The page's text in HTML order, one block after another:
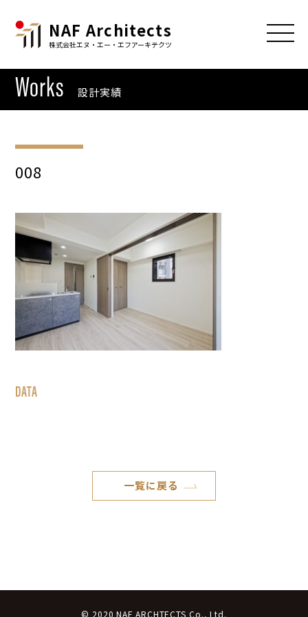
NAF Architects
株式会社エヌ・エー・エフアーキテクツ
Works 設計実績
008
DATA
一覧に戻る
© 2020 NAF ARCHTECTS Co., Ltd.